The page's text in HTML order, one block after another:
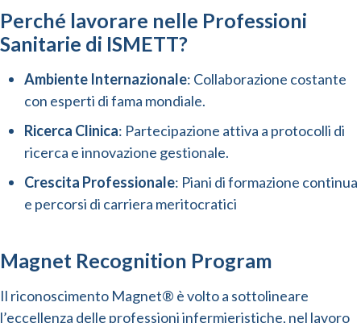
Perché lavorare nelle Professioni
Sanitarie di ISMETT?
Ambiente Internazionale: Collaborazione costante
con esperti di fama mondiale.
Ricerca Clinica: Partecipazione attiva a protocolli di
ricerca e innovazione gestionale.
Crescita Professionale: Piani di formazione continua
e percorsi di carriera meritocratici
Magnet Recognition Program
Il riconoscimento Magnet® è volto a sottolineare
l’eccellenza delle professioni infermieristiche, nel lavoro